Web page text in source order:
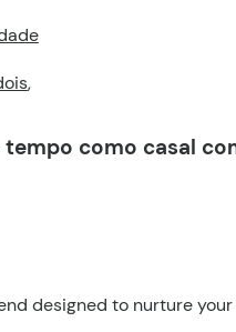
,
como casal
designed to nurture